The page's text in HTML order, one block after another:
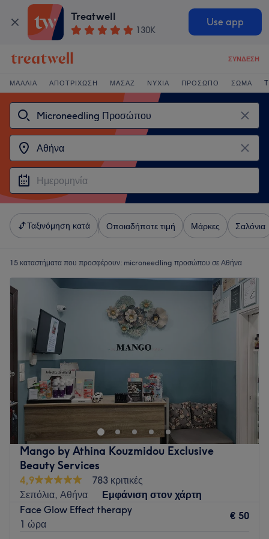
Treatwell
130K
Use app
ΣΎΝΔΕΣΗ
ΜΑΛΛΙΆ ΑΠΟΤΡΊΧΩΣΗ ΜΑΣΆΖ ΝΎΧΙΑ ΠΡΌΣΩΠΟ ΣΏΜΑ
Ταξινόμηση κατά Οποιαδήποτε τιμή Μάρκες Σαλόνια
15 καταστήματα που προσφέρουν: microneedling προσώπου σε Αθήνα
Mango by Athina Kouzmidou Exclusive
Beauty Services
4,9
783 κριτικές
Σεπόλια, Αθήνα
Εμφάνιση στον χάρτη
Face Glow Effect therapy
1 ώρα
€ 50